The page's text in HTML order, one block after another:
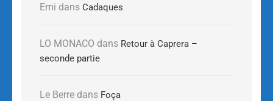
Emi dans Cadaques
LO MONACO dans Retour à Caprera –
seconde partie
Le Berre dans Foça